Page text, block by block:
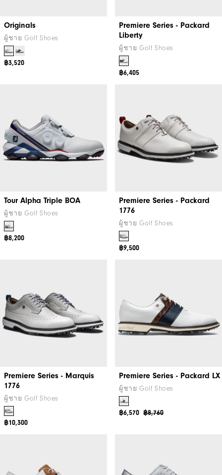
Originals
ผู้ชาย Golf Shoes
฿3,520
Premiere Series - Packard
Liberty
ผู้ชาย Golf Shoes
฿6,405
Tour Alpha Triple BOA
ผู้ชาย Golf Shoes
฿8,200
Premiere Series - Packard
1776
ผู้ชาย Golf Shoes
฿9,500
Premiere Series - Marquis
1776
ผู้ชาย Golf Shoes
฿10,300
Premiere Series - Packard LX
ผู้ชาย Golf Shoes
฿8,760
฿6,570